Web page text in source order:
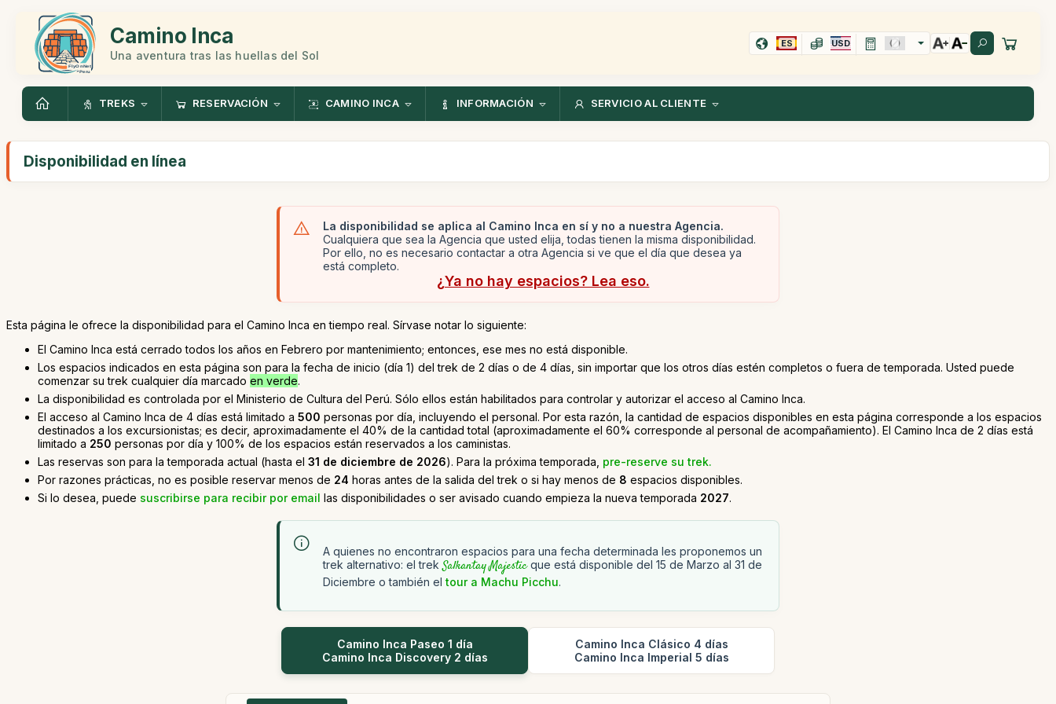
Camino Inca
Una aventura tras las huellas del Sol
ES USD
TREKS RESERVACIÓN CAMINO INCA INFORMACIÓN SERVICIO AL CLIENTE
Disponibilidad en línea
La disponibilidad se aplica al Camino Inca en sí y no a nuestra Agencia.
Cualquiera que sea la Agencia que usted elija, todas tienen la misma disponibilidad.
Por ello, no es necesario contactar a otra Agencia si ve que el día que desea ya
está completo.
¿Ya no hay espacios? Lea eso.
Esta página le ofrece la disponibilidad para el Camino Inca en tiempo real. Sírvase notar lo siguiente:
El Camino Inca está cerrado todos los años en Febrero por mantenimiento; entonces, ese mes no está disponible.
Los espacios indicados en esta página son para la fecha de inicio (día 1) del trek de 2 días o de 4 días, sin importar que los otros días estén completos o fuera de temporada. Usted puede
comenzar su trek cualquier día marcado en verde.
La disponibilidad es controlada por el Ministerio de Cultura del Perú. Sólo ellos están habilitados para controlar y autorizar el acceso al Camino Inca.
El acceso al Camino Inca de 4 días está limitado a 500 personas por día, incluyendo el personal. Por esta razón, la cantidad de espacios disponibles en esta página corresponde a los espacios
destinados a los excursionistas; es decir, aproximadamente el 40% de la cantidad total (aproximadamente el 60% corresponde al personal de acompañamiento). El Camino Inca de 2 días está
limitado a 250 personas por día y 100% de los espacios están reservados a los caministas.
Las reservas son para la temporada actual (hasta el 31 de diciembre de 2026). Para la próxima temporada, pre-reserve su trek.
Por razones prácticas, no es posible reservar menos de 24 horas antes de la salida del trek o si hay menos de 8 espacios disponibles.
Si lo desea, puede suscribirse para recibir por email las disponibilidades o ser avisado cuando empieza la nueva temporada 2027.
A quienes no encontraron espacios para una fecha determinada les proponemos un
trek alternativo: el trek Salkantay Majesticque está disponible del 15 de Marzo al 31 de
Diciembre o también eltour a Machu Picchu.
Camino Inca Paseo 1 día
Camino Inca Discovery 2 días
Camino Inca Clásico 4 días
Camino Inca Imperial 5 días